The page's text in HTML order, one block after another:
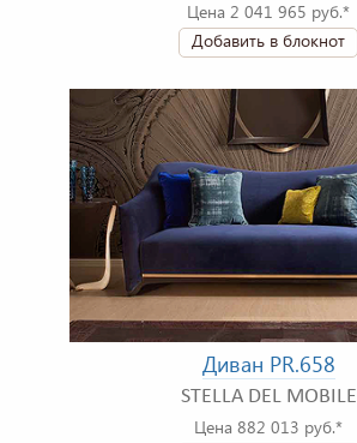
Цена 2 041 965 руб.*
Добавить в блокнот
Диван PR.658
STELLA DEL MOBILE
Цена 882 013 руб.*